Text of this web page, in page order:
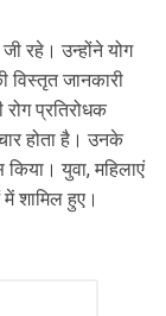
रहे। उन्होंने योग
विस्तृत जानकारी
रोग प्रतिरोधक
होता है। उनके
किया। युवा, महिलाएं
शामिल हुए।